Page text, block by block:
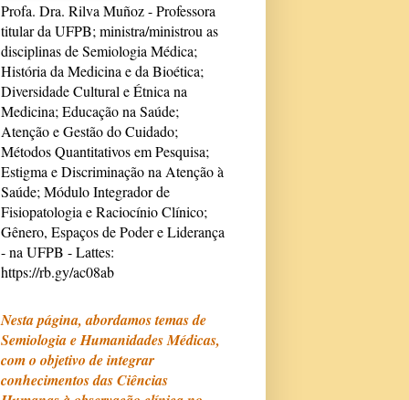
Profa. Dra. Rilva Muñoz - Professora
titular da UFPB; ministra/ministrou as
disciplinas de Semiologia Médica;
História da Medicina e da Bioética;
Diversidade Cultural e Étnica na
Medicina; Educação na Saúde;
Atenção e Gestão do Cuidado;
Métodos Quantitativos em Pesquisa;
Estigma e Discriminação na Atenção à
Saúde; Módulo Integrador de
Fisiopatologia e Raciocínio Clínico;
Gênero, Espaços de Poder e Liderança
- na UFPB - Lattes:
https://rb.gy/ac08ab
Nesta página, abordamos temas de
Semiologia e Humanidades Médicas,
com o objetivo de integrar
conhecimentos das Ciências